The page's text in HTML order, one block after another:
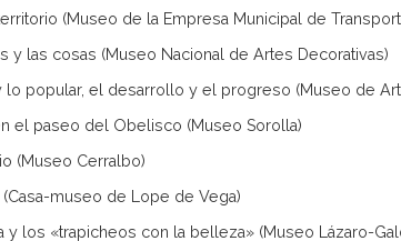
(Museo de la Empresa Municipal de
y las cosas (Museo Nacional de Artes Decorativas)
lo popular, el desarrollo y el progreso (Museo de
el paseo del Obelisco (Museo Sorolla)
(Museo Cerralbo)
museo de Lope de Vega)
y los «trapicheos con la belleza» (Museo Lázaro-